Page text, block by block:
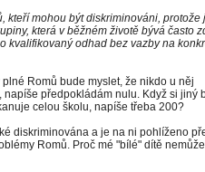
kteří mohou být diskriminováni, protože
která v běžném životě bývá často
kvalifikovaný odhad bez vazby na
Romů bude myslet, že nikdo u něj
předpokládám nulu. Když si jiný
celou školu, napíše třeba 200?
diskriminována a je na ni pohlíženo
Romů. Proč mé "bílé" dítě